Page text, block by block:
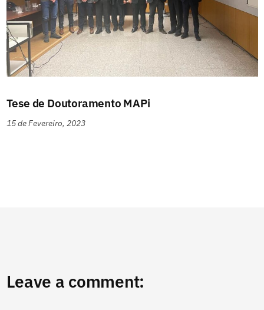
Tese de Doutoramento MAPi
15 de Fevereiro, 2023
Leave a comment: